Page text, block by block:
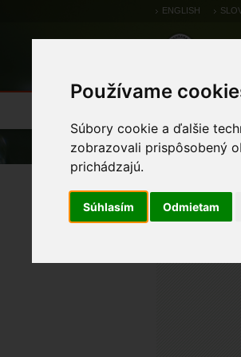
Používame
Súbory cookie a ďalšie
zobrazovali prispôsobený
prichádzajú.
Súhlasím Odmietam
ENGLISH
Úvod